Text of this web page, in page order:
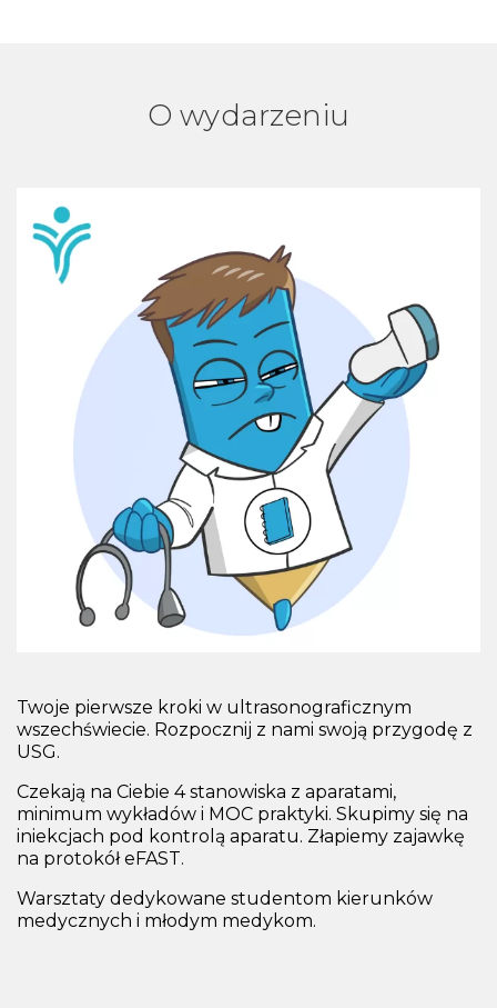
O wydarzeniu
Twoje pierwsze kroki w ultrasonograficznym
wszechświecie. Rozpocznij z nami swoją przygodę z
USG.
Czekają na Ciebie 4 stanowiska z aparatami,
minimum wykładów i MOC praktyki. Skupimy się na
iniekcjach pod kontrolą aparatu. Złapiemy zajawkę
na protokół eFAST.
Warsztaty dedykowane studentom kierunków
medycznych i młodym medykom.